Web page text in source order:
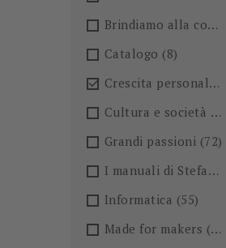
Brindiamo alla conoscenza!🍺
Catalogo (8)
 Crescita personale
Cultura e società
(36)
Grandi passioni (72)
I manuali di Stefano Anselmo
Informatica (55)
Made for makers (13)